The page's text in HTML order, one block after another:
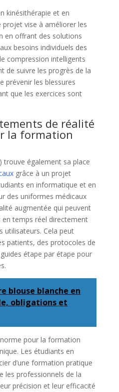
kinésithérapie et en
projet vise à améliorer les
en offrant des solutions
besoins individuels des
compression intelligents
de suivre les progrès de la
prévenir les blessures
que les exercices sont
de réalité
la formation
trouve également sa place
grâce à un projet
en informatique et en
des uniformes médicaux
augmentée qui peuvent
temps réel directement
utilisateurs. Cela peut
patients, des protocoles de
étape par étape pour
blouse blanche en
obligations et
pour la formation
Les étudiants en
d’une formation pratique
les professionnels de la
précision et leur efficacité